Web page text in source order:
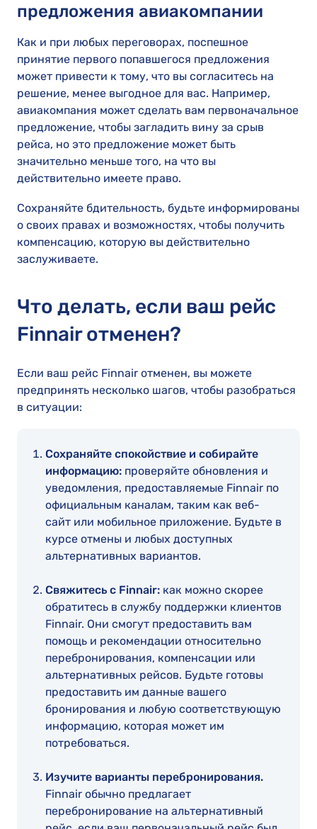
предложения авиакомпании
Как и при любых переговорах, поспешное
принятие первого попавшегося предложения
может привести к тому, что вы согласитесь на
решение, менее выгодное для вас. Например,
авиакомпания может сделать вам первоначальное
предложение, чтобы загладить вину за срыв
рейса, но это предложение может быть
значительно меньше того, на что вы
действительно имеете право.
Сохраняйте бдительность, будьте информированы
о своих правах и возможностях, чтобы получить
компенсацию, которую вы действительно
заслуживаете.
Что делать, если ваш рейс
Finnair отменен?
Если ваш рейс Finnair отменен, вы можете
предпринять несколько шагов, чтобы разобраться
в ситуации:
Сохраняйте спокойствие и собирайте
информацию: проверяйте обновления и
уведомления, предоставляемые Finnair по
официальным каналам, таким как веб-
сайт или мобильное приложение. Будьте в
курсе отмены и любых доступных
альтернативных вариантов.
Свяжитесь с Finnair: как можно скорее
обратитесь в службу поддержки клиентов
Finnair. Они смогут предоставить вам
помощь и рекомендации относительно
перебронирования, компенсации или
альтернативных рейсов. Будьте готовы
предоставить им данные вашего
бронирования и любую соответствующую
информацию, которая может им
потребоваться.
Изучите варианты перебронирования.
Finnair обычно предлагает
перебронирование на альтернативный